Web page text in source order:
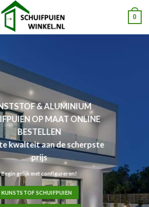
0
& ALUMINIUM
OP MAAT ONLINE
BESTELLEN
kwalteit aan de scherpste
prijs
Begin gelijk met configureren!
KUNSTSTOF SCHUIFPUIEN